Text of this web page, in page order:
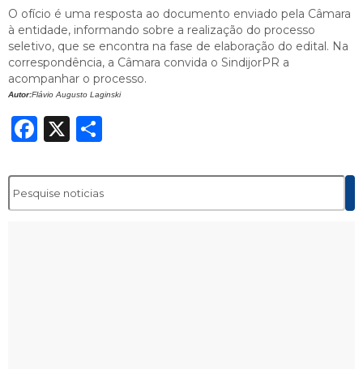
O ofício é uma resposta ao documento enviado pela Câmara
à entidade, informando sobre a realização do processo
seletivo, que se encontra na fase de elaboração do edital. Na
correspondência, a Câmara convida o SindijorPR a
acompanhar o processo.
Autor:Flávio Augusto Laginski
Facebook
X